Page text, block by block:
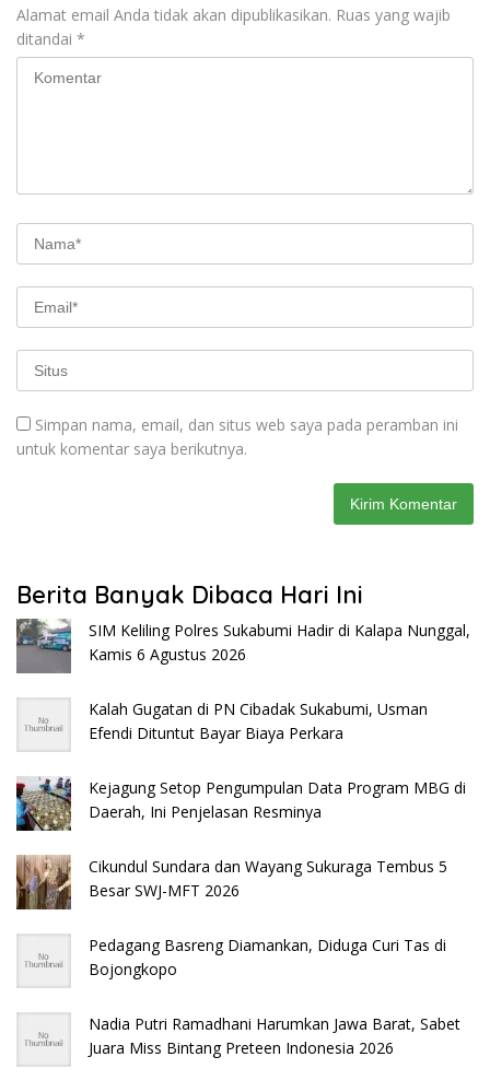
Alamat email Anda tidak akan dipublikasikan. Ruas yang wajib
ditandai *
Simpan nama, email, dan situs web saya pada peramban ini
untuk komentar saya berikutnya.
Berita Banyak Dibaca Hari Ini
SIM Keliling Polres Sukabumi Hadir di Kalapa Nunggal,
Kamis 6 Agustus 2026
Kalah Gugatan di PN Cibadak Sukabumi, Usman
Efendi Dituntut Bayar Biaya Perkara
Kejagung Setop Pengumpulan Data Program MBG di
Daerah, Ini Penjelasan Resminya
Cikundul Sundara dan Wayang Sukuraga Tembus 5
Besar SWJ-MFT 2026
Pedagang Basreng Diamankan, Diduga Curi Tas di
Bojongkopo
Nadia Putri Ramadhani Harumkan Jawa Barat, Sabet
Juara Miss Bintang Preteen Indonesia 2026